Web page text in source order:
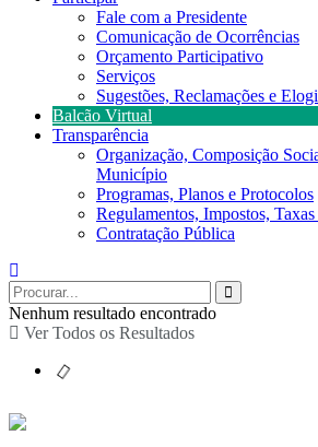
Fale com a Presidente
Comunicação de Ocorrências
Orçamento Participativo
Serviços
Sugestões, Reclamações e
Balcão Virtual
Transparência
Organização, Composição
Município
Programas, Planos e Protocolos
Regulamentos, Impostos,
Contratação Pública
Nenhum resultado encontrado
Ver Todos os Resultados